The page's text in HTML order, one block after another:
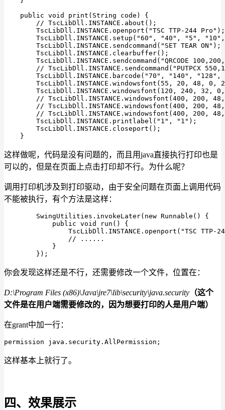
public void print(String code) {
// TscLibDll.INSTANCE.about();
TscLibDll.INSTANCE.openport("TSC TTP-244 Pro");
TscLibDll.INSTANCE.setup("60", "40", "5",
TscLibDll.INSTANCE.sendcommand("SET TEAR ON");
TscLibDll.INSTANCE.clearbuffer();
TscLibDll.INSTANCE.sendcommand("QRCODE
// TscLibDll.INSTANCE.sendcommand("PUTPCX
TscLibDll.INSTANCE.barcode("70", "140", "128",
TscLibDll.INSTANCE.windowsfont(55, 20, 48,
TscLibDll.INSTANCE.windowsfont(120, 240, 32,
// TscLibDll.INSTANCE.windowsfont(400, 200, 48,
// TscLibDll.INSTANCE.windowsfont(400, 200, 48,
// TscLibDll.INSTANCE.windowsfont(400, 200, 48,
TscLibDll.INSTANCE.printlabel("1", "1");
TscLibDll.INSTANCE.closeport();
}
这样做呢，代码是没有问题的，而且用java直接执行打印也是
可以的，但是在页面上点击打印却不行。为什么呢？
调用打印机涉及到打印驱动，由于安全问题在页面上调用代码
不能被执行，有个方法是这样：
SwingUtilities.invokeLater(new Runnable() {
public void run() {
TscLibDll.INSTANCE.openport("TSC TTP-
// ......
}
});
你会发现这样还是不行，还需要修改一个文件，位置在：
D:\Program Files (x86)\Java\jre7\lib\security\java.security （这个
文件是在用户端需要修改的，因为想要打印的人是用户端）
在grant中加一行：
permission java.security.AllPermission;
这样基本上就行了。
四、效果展示